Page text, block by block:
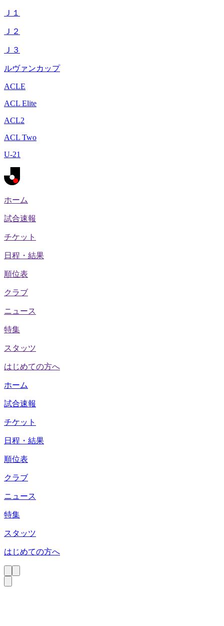
Ｊ１
Ｊ２
Ｊ３
ルヴァンカップ
ACLE
ACL Elite
ACL2
ACL Two
U-21
ホーム
試合速報
チケット
日程・結果
順位表
クラブ
ニュース
特集
スタッツ
はじめての方へ
ホーム
試合速報
チケット
日程・結果
順位表
クラブ
ニュース
特集
スタッツ
はじめての方へ